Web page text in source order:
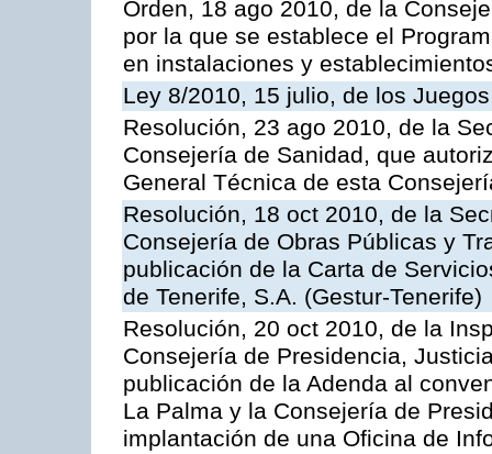
Orden, 18 ago 2010, de la
por la que se establece el
en instalaciones y
Ley 8/2010, 15 julio, de los
Resolución, 23 ago 2010, de la
Consejería de Sanidad, que
General Técnica de esta
Resolución, 18 oct 2010, de la
Consejería de Obras Públicas y
publicación de la Carta de
de Tenerife, S.A. (Gestur-Tenerife)
Resolución, 20 oct 2010, de la
Consejería de Presidencia,
publicación de la Adenda al
La Palma y la Consejería de
implantación de una Oficina de